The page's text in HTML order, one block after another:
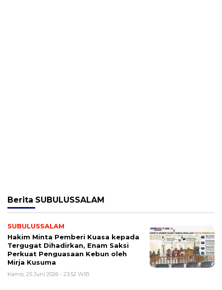
Berita SUBULUSSALAM
SUBULUSSALAM
Hakim Minta Pemberi Kuasa kepada
Tergugat Dihadirkan, Enam Saksi
Perkuat Penguasaan Kebun oleh
Mirja Kusuma
Kamis, 25 Juni 2026 - 23:52 WIB